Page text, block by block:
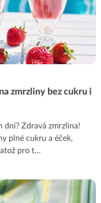
zmrzliny bez cukru i
dní? Zdravá zmrzlina!
plné cukru a éček,
pro t...